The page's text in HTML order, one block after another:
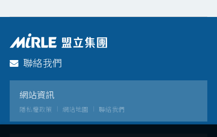
聯絡我們
網站資訊
隱私權政策 網站地圖 聯絡我們